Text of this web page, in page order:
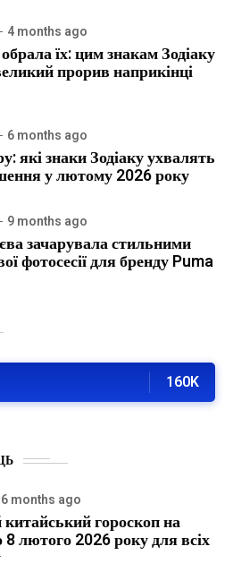
4 months ago
їх: цим знакам Зодіаку
прорив наприкінці
6 months ago
які знаки Зодіаку ухвалять
у лютому 2026 року
9 months ago
зачарувала стильними
фотосесії для бренду Puma
160K
6 months ago
гороскоп на
лютого 2026 року для всіх